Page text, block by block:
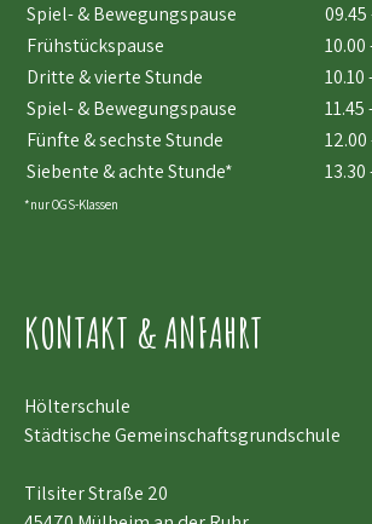
Spiel- & Bewegungspause
09.45
Frühstückspause
10.00
Dritte & vierte Stunde
10.10
Spiel- & Bewegungspause
11.45
Fünfte & sechste Stunde
12.00
Siebente & achte Stunde*
13.30
*nur OGS-Klassen
KONTAKT & ANFAHRT
Hölterschule
Städtische Gemeinschaftsgrundschule
Tilsiter Straße 20